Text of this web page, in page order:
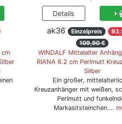
cm
ak36 Einzelpreis
109,90 €
WINDALF Mittelalter
RIANA 6.2 cm Perlmutt
Silber
Ein großer,
Kreuzanhänger mit weißen,
Perlmutt und
Markasitsteinchen.…